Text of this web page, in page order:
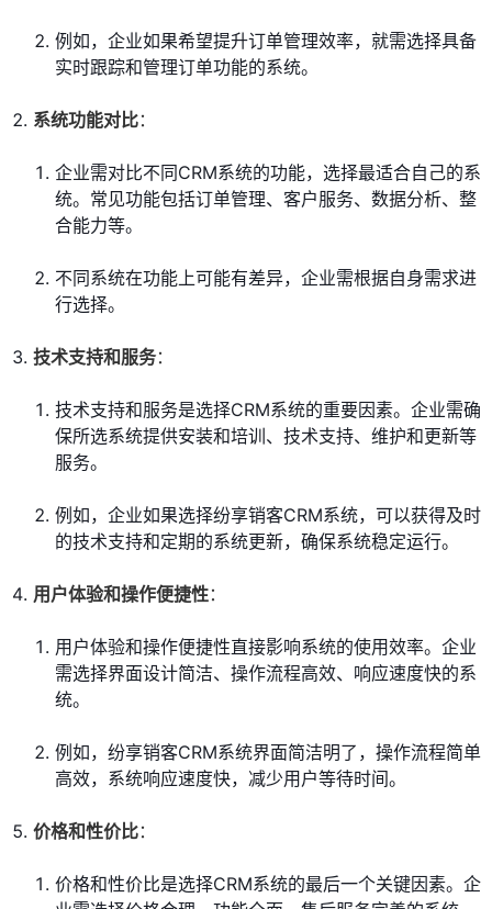
例如，企业如果希望提升订单管理效率，就需选择具备
实时跟踪和管理订单功能的系统。
系统功能对比：
企业需对比不同CRM系统的功能，选择最适合自己的系
统。常见功能包括订单管理、客户服务、数据分析、整
合能力等。
不同系统在功能上可能有差异，企业需根据自身需求进
行选择。
技术支持和服务：
技术支持和服务是选择CRM系统的重要因素。企业需确
保所选系统提供安装和培训、技术支持、维护和更新等
服务。
例如，企业如果选择纷享销客CRM系统，可以获得及时
的技术支持和定期的系统更新，确保系统稳定运行。
用户体验和操作便捷性：
用户体验和操作便捷性直接影响系统的使用效率。企业
需选择界面设计简洁、操作流程高效、响应速度快的系
统。
例如，纷享销客CRM系统界面简洁明了，操作流程简单
高效，系统响应速度快，减少用户等待时间。
价格和性价比：
价格和性价比是选择CRM系统的最后一个关键因素。企